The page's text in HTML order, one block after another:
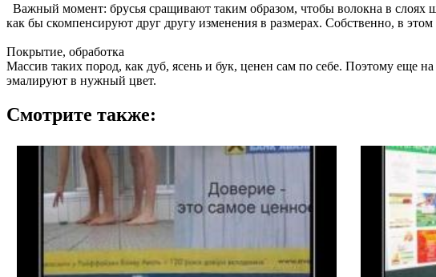
Важный момент: брусья сращивают таким образом, чтобы волокна в слоях
как бы скомпенсируют друг другу изменения в размерах. Собственно, в
Покрытие, обработка
Массив таких пород, как дуб, ясень и бук, ценен сам по себе. Поэтому еще
эмалируют в нужный цвет.
Смотрите также: